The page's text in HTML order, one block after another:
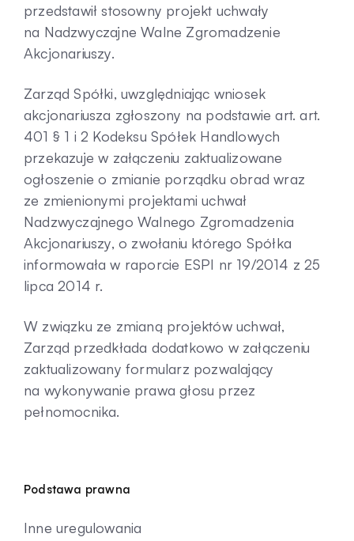
przedstawił stosowny projekt uchwały
na Nadzwyczajne Walne Zgromadzenie
Akcjonariuszy.
Zarząd Spółki, uwzględniając wniosek
akcjonariusza zgłoszony na podstawie art. art.
401 § 1 i 2 Kodeksu Spółek Handlowych
przekazuje w załączeniu zaktualizowane
ogłoszenie o zmianie porządku obrad wraz
ze zmienionymi projektami uchwał
Nadzwyczajnego Walnego Zgromadzenia
Akcjonariuszy, o zwołaniu którego Spółka
informowała w raporcie ESPI nr 19/2014 z 25
lipca 2014 r.
W związku ze zmianą projektów uchwał,
Zarząd przedkłada dodatkowo w załączeniu
zaktualizowany formularz pozwalający
na wykonywanie prawa głosu przez
pełnomocnika.
Podstawa prawna
Inne uregulowania